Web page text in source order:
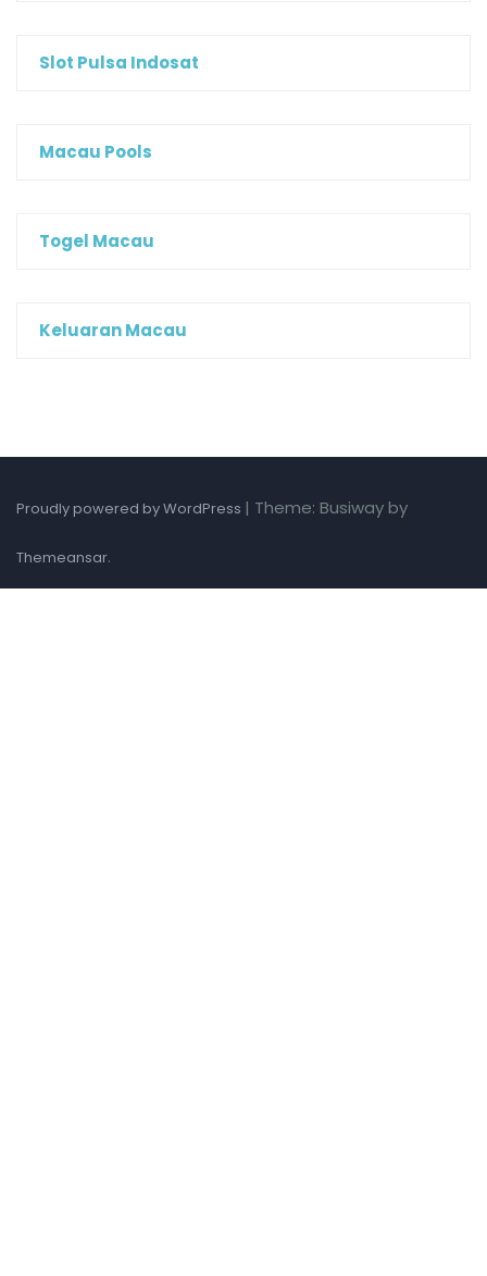
Slot Pulsa Indosat
Macau Pools
Togel Macau
Keluaran Macau
Proudly powered by WordPress | Theme: Busiway by
Themeansar.